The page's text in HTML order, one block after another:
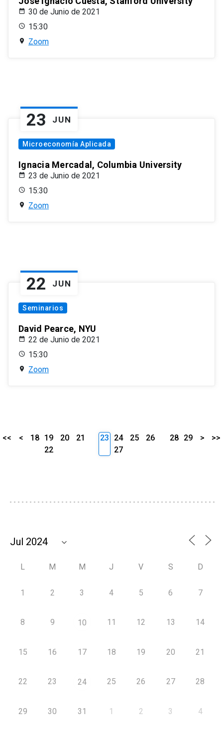
30 de Junio de 2021
15:30
Zoom
23 JUN
Microeconomía Aplicada
Ignacia Mercadal, Columbia University
23 de Junio de 2021
15:30
Zoom
22 JUN
Seminarios
David Pearce, NYU
22 de Junio de 2021
15:30
Zoom
<< < 18 19 20
21
22
23 24 25
26
27
28 29 > >>
L M M J V S D
1 2 3 4 5 6 7
8 9 10 11 12 13 14
15 16 17 18 19 20 21
22 23 24 25 26 27 28
29 30 31 1 2 3 4